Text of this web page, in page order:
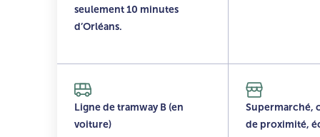
seulement 10 minutes
d’Orléans.
Ligne de tramway B (en
voiture)
Supermarché,
de proximité,